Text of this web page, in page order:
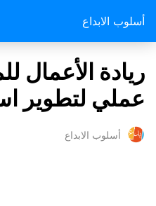
أسلوب الابداع
ريادة الأعمال
عملي لتطوير
أسلوب الابداع